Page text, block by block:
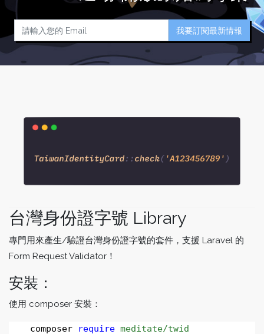
台灣身份證字號 Library
專門用來產生/驗證台灣身份證字號的套件，支援 Laravel 的
Form Request Validator！
安裝：
使用 composer 安裝：
    composer
require meditate/twid